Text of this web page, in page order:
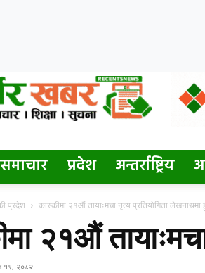
Khabar
समाचार प्रदेश अन्तर्राष्ट्रिय
प्रदेश कास्कीमा २१औं तायाःमचा नृत्य प्रतियोगिता लेखनाथमा
२१औं
१९, २०८२